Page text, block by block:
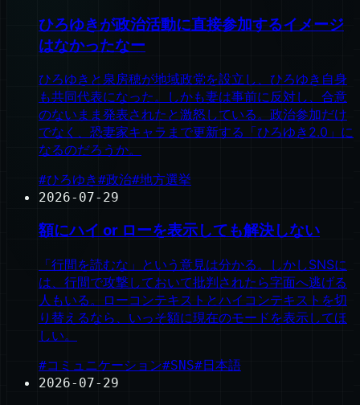
ひろゆきが政治活動に直接参加するイメージ
はなかったなー
ひろゆきと泉房穂が地域政党を設立し、ひろゆき自身
も共同代表になった。しかも妻は事前に反対し、合意
のないまま発表されたと激怒している。政治参加だけ
でなく、恐妻家キャラまで更新する「ひろゆき2.0」に
なるのだろうか。
#ひろゆき#政治#地方選挙
2026-07-29
額にハイ or ローを表示しても解決しない
「行間を読むな」という意見は分かる。しかしSNSに
は、行間で攻撃しておいて批判されたら字面へ逃げる
人もいる。ローコンテキストとハイコンテキストを切
り替えるなら、いっそ額に現在のモードを表示してほ
しい。
#コミュニケーション#SNS#日本語
2026-07-29